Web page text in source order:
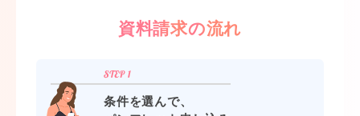
資料請求の流れ
条件を選んで、